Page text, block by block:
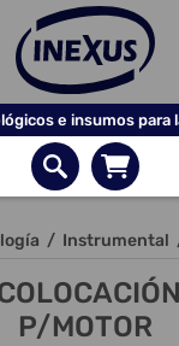
e insumos para
/ Instrumental
P/MOTOR